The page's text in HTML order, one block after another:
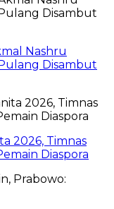
Nashru
Disambut
2026, Timnas
Diaspora